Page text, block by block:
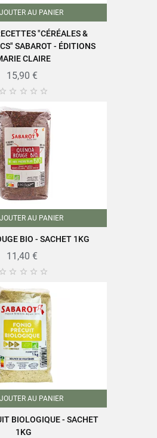
AU PANIER
"CÉRÉALES &
SABAROT - ÉDITIONS
CLAIRE
15,90 €
    
AU PANIER
BIO - SACHET 1KG
11,40 €
    
AU PANIER
BIOLOGIQUE - SACHET
1KG